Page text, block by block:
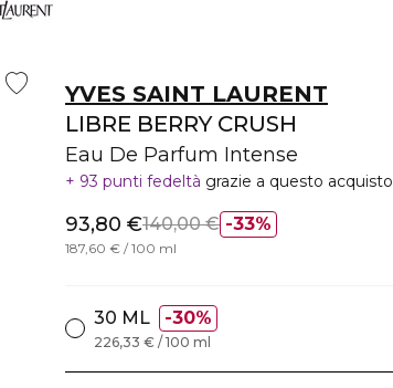
YVES SAINT LAURENT
LIBRE BERRY CRUSH
Eau De Parfum Intense
93 punti fedeltà grazie a questo acquisto
33%
93,80 €140,00 €
187,60 € / 100 ml
30 ML 30%
226,33 € / 100 ml